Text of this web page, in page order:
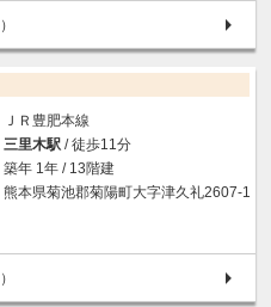
）
ＪＲ豊肥本線
三里木駅 / 徒歩11分
築年 1年 / 13階建
熊本県菊池郡菊陽町大字津久礼2607-1
）